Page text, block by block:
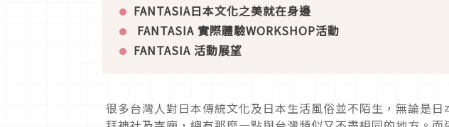
FANTASIA日本文化之美就在身邊
FANTASIA 實際體驗WORKSHOP活動
FANTASIA 活動展望
很多台灣人對日本傳統文化及日本生活風俗並不陌生，無論是